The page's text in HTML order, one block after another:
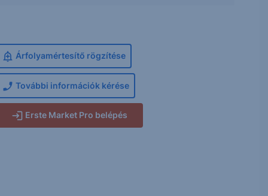
Árfolyamértesítő rögzítése
További információk kérése
Erste Market Pro belépés